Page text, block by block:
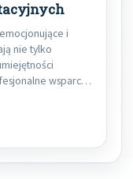
i
nie tylko
wsparcie